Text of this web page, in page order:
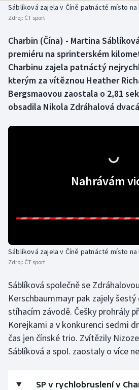
Biatlon
Box
Curling
Dostihy
Florbal
Jezdectví
Krasobruslení
Lezení
Lyže a snowboard
Aplikace ČT sport
Sáblíková zajela v Číně patnácté místo
Zdroj: ČT sport
Charbin (Čína) - Martina
premiéru na sprinterském
Charbinu zajela patnáctý
kterým za vítěznou Heather
Bergsmaovou zaostala o 2,81
obsadila Nikola Zdráhalová
Nahrávám
Sáblíková zajela v Číně patnácté místo
Zdroj: ČT sport
Sáblíková společně se
Kerschbaummayr pak zajely
stíhacím závodě. Češky prohrály
Korejkami a v konkurenci sedmi
čas jen čínské trio. Zvítězily
Sáblíková a spol. zaostaly o více
SP v rychlobruslení v